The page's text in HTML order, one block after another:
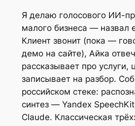
Я делаю голосового ИИ-
малого бизнеса — назвал
Клиент звонит (пока —
демо на сайте), Айка
рассказывает про услуги,
записывает на разбор.
российском стеке:
синтез — Yandex
Claude. Классическая